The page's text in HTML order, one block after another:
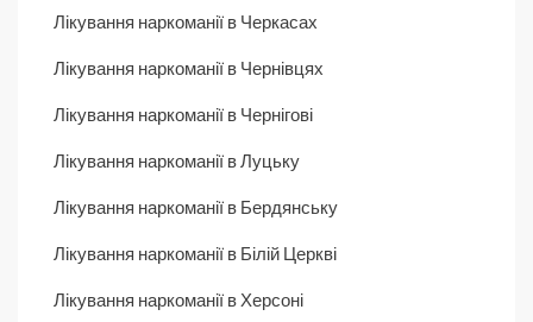
Лікування наркоманії в Черкасах
Лікування наркоманії в Чернівцях
Лікування наркоманії в Чернігові
Лікування наркоманії в Луцьку
Лікування наркоманії в Бердянську
Лікування наркоманії в Білій Церкві
Лікування наркоманії в Херсоні